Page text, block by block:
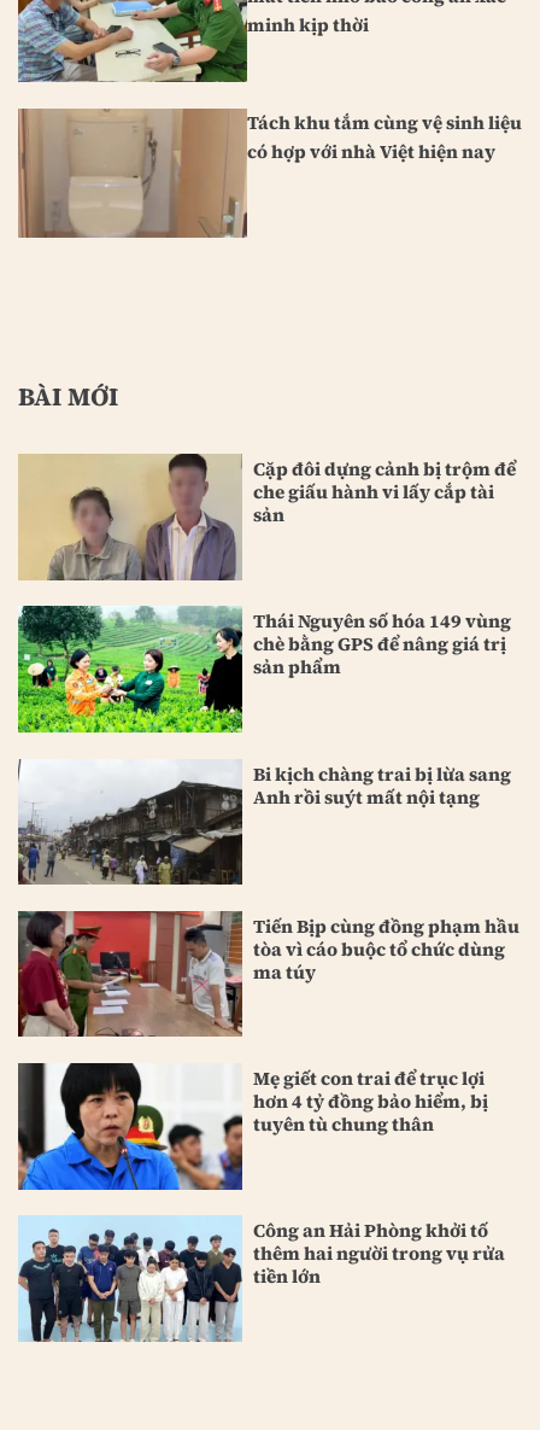
minh kịp thời
Tách khu tắm cùng vệ sinh liệu
có hợp với nhà Việt hiện nay
BÀI MỚI
Cặp đôi dựng cảnh bị trộm để
che giấu hành vi lấy cắp tài
sản
Thái Nguyên số hóa 149 vùng
chè bằng GPS để nâng giá trị
sản phẩm
Bi kịch chàng trai bị lừa sang
Anh rồi suýt mất nội tạng
Tiến Bịp cùng đồng phạm hầu
tòa vì cáo buộc tổ chức dùng
ma túy
Mẹ giết con trai để trục lợi
hơn 4 tỷ đồng bảo hiểm, bị
tuyên tù chung thân
Công an Hải Phòng khởi tố
thêm hai người trong vụ rửa
tiền lớn